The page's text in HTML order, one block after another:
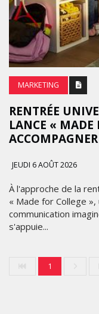
MARKETING
RENTRÉE
LANCE « MADE
JEUDI 6 AOÛT 2026
À l'approche de la
« Made for College
communication
s'appuie...
1